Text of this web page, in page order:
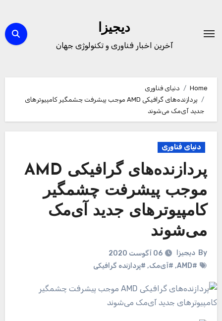
content
دیجیزا
آخرین اخبار فناوری و تکنولوژی جهان
Home
دنیای فناوری
پردازنده‌های گرافیکی AMD موجب پیشرفت چشمگیر کامپیوترهای
جدید آی‌مک می‌شوند
دنیای فناوری
پردازنده‌های گرافیکی AMD
موجب پیشرفت چشمگیر
کامپیوترهای جدید آی‌مک
می‌شوند
By دیجیزا
06 آگوست 2020
#AMD
, #آی‌مک, #پردازنده گرافیکی